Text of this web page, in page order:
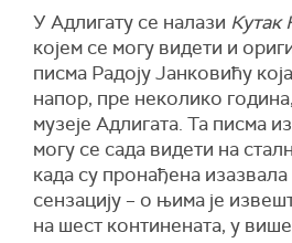
У Адлигату се налази Кутак
којем се могу видети и
писма Радоју Јанковићу
напор, пре неколико
музеје Адлигата. Та писма
могу се сада видети на
када су пронађена изазвала
сензацију – о њима је
на шест континената, у